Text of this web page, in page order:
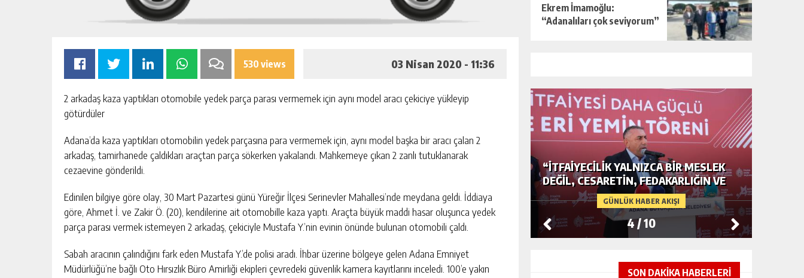
530 views 03 Nisan 2020 - 11:36
2 arkadaş kaza yaptıkları otomobile yedek parça parası vermemek için aynı model aracı çekiciye yükleyip
götürdüler
Adana’da kaza yaptıkları otomobilin yedek parçasına para vermemek için, aynı model başka bir aracı çalan 2
arkadaş, tamirhanede çaldıkları araçtan parça sökerken yakalandı. Mahkemeye çıkan 2 zanlı tutuklanarak
cezaevine gönderildi.
Edinilen bilgiye göre olay, 30 Mart Pazartesi günü Yüreğir İlçesi Serinevler Mahallesi’nde meydana geldi. İddiaya
göre, Ahmet İ. ve Zakir Ö. (20), kendilerine ait otomobille kaza yaptı. Araçta büyük maddi hasar oluşunca yedek
parça parası vermek istemeyen 2 arkadaş, çekiciyle Mustafa Y.’nin evinin önünde bulunan otomobili çaldı.
Sabah aracının çalındığını fark eden Mustafa Y.’de polisi aradı. İhbar üzerine bölgeye gelen Adana Emniyet
Müdürlüğü’ne bağlı Oto Hırsızlık Büro Amirliği ekipleri çevredeki güvenlik kamera kayıtlarını inceledi. 100’e yakın
Ekrem İmamoğlu:
“Adanalıları çok seviyorum”
GÜNLÜK HABER AKIŞI
SIK ARIZALANAN IÇME SUYU HATTI
YENILENIYOR
GÜNLÜK HABER AKIŞI GÜNLÜK HABER AKIŞI
“İTFAIYECILIK YALNIZCA BIR MESLEK
DEĞIL, CESARETIN, FEDAKARLIĞIN VE
INSAN SEVGISININ EN GÜÇLÜ
TEMSILIDIR.”
4/10
SON DAKİKA HABERLERİ